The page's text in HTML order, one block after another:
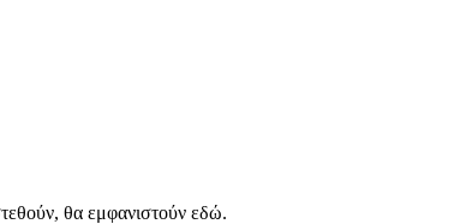
θα εμφανιστούν εδώ.